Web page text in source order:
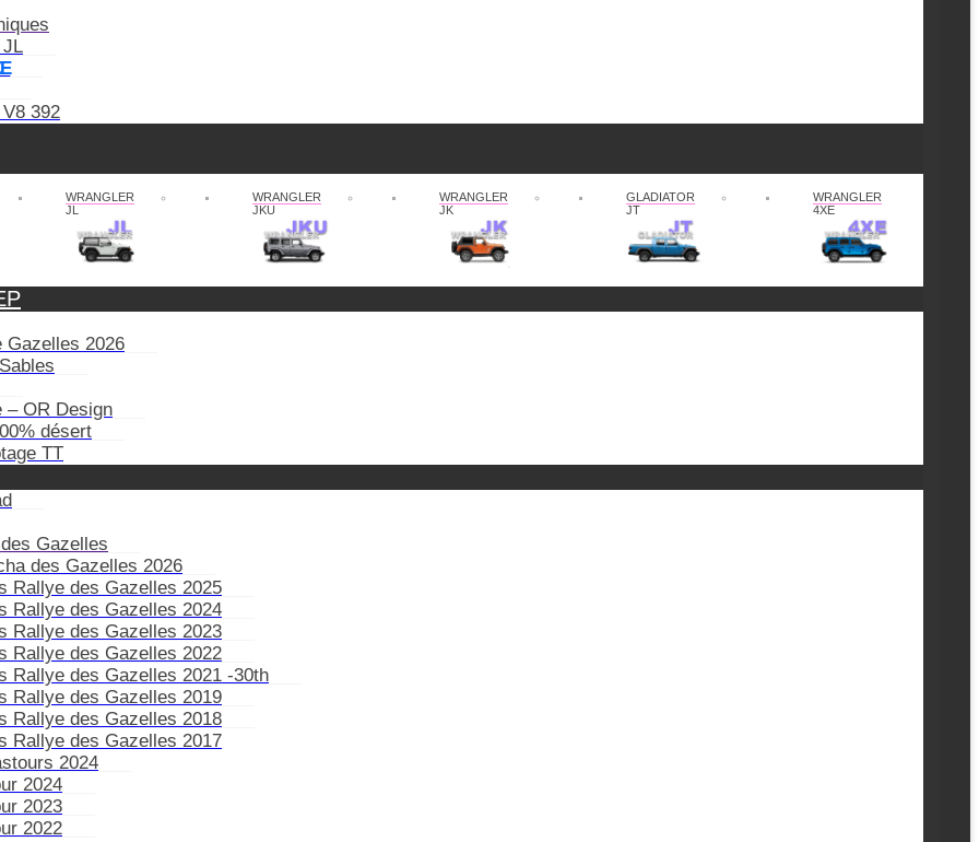
392
WRANGLER
JL
WRANGLER
JKU
WRANGLER
JK
GLADIATOR
JT
WRANGLER
4XE
Gazelles 2026
– OR Design
désert
TT
Gazelles
des Gazelles 2026
Rallye des Gazelles 2025
Rallye des Gazelles 2024
Rallye des Gazelles 2023
Rallye des Gazelles 2022
Rallye des Gazelles 2021 -30th
Rallye des Gazelles 2019
Rallye des Gazelles 2018
Rallye des Gazelles 2017
2024
2024
2023
2022